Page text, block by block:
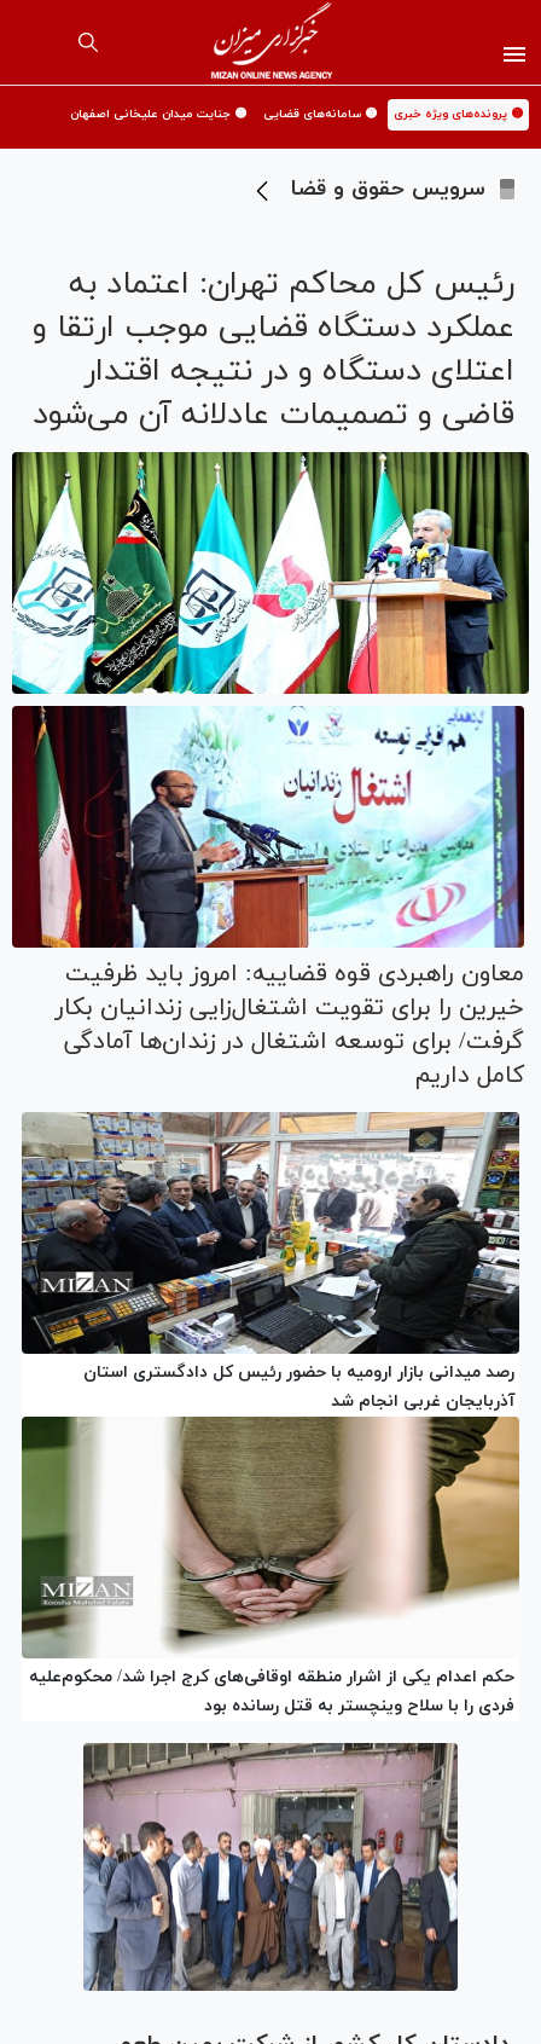
🟡 پرونده‌های ویژه خبری 🟡 سامانه‌های قضایی 🟡 جنایت میدان علیخانی اصفهان
سرویس حقوق و قضا
رئیس کل محاکم تهران: اعتماد به
عملکرد دستگاه قضایی موجب ارتقا و
اعتلای دستگاه و در نتیجه اقتدار
قاضی و تصمیمات عادلانه آن می‌شود
معاون راهبردی قوه قضاییه: امروز باید ظرفیت
خیرین را برای تقویت اشتغال‌زایی زندانیان بکار
گرفت/ برای توسعه اشتغال در زندان‌ها آمادگی
کامل داریم
رصد میدانی بازار ارومیه با حضور رئیس کل دادگستری استان
آذربایجان غربی انجام شد
حکم اعدام یکی از اشرار منطقه اوقافی‌های کرج اجرا شد/ محکوم‌علیه
فردی را با سلاح وینچستر به قتل رسانده بود